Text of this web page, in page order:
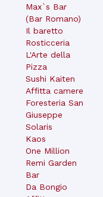
Max`s Bar
(Bar Romano)
Il baretto
Rosticceria
L'Arte della
Pizza
Sushi Kaiten
Affitta camere
Foresteria San
Giuseppe
Solaris
Kaos
One Million
Remi Garden
Bar
Da Bongio